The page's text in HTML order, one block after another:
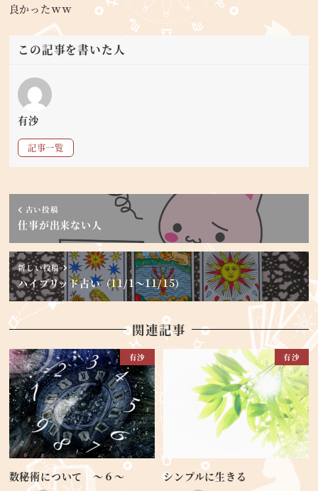
良かったｗｗ
この記事を書いた人
有沙
記事一覧
古い投稿
仕事が出来ない人
新しい投稿
ハイブリッド占い（11/1〜11/15）
関連記事
有沙
数秘術について ～６～
有沙
シンプルに生きる